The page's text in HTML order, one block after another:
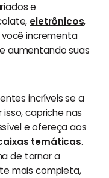
e
eletrônicos,
você incrementa
aumentando suas
incríveis se a
capriche nas
e ofereça aos
temáticas.
de tornar a
mais completa,